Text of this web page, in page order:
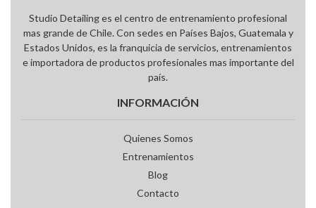
Studio Detailing es el centro de entrenamiento profesional
mas grande de Chile. Con sedes en Países Bajos, Guatemala y
Estados Unidos, es la franquicia de servicios, entrenamientos
e importadora de productos profesionales mas importante del
país.
INFORMACIÓN
Quienes Somos
Entrenamientos
Blog
Contacto